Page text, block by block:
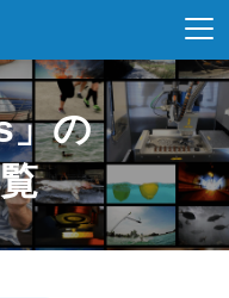
」の